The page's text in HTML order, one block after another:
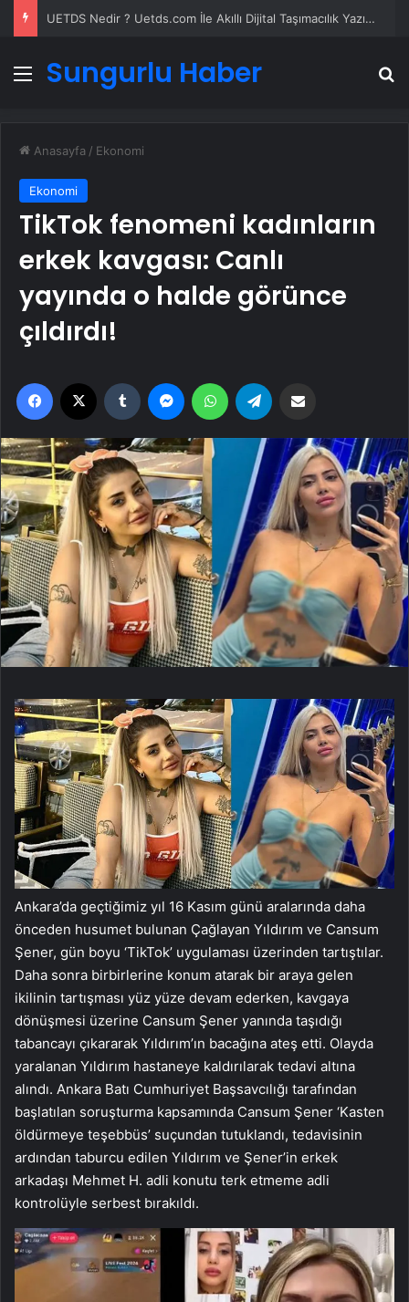
UETDS Nedir ? Uetds.com İle Akıllı Dijital Taşımacılık Yazılımı
Menü
Sungurlu Haber
Anasayfa / Ekonomi
Ekonomi
TikTok fenomeni kadınların
erkek kavgası: Canlı
yayında o halde görünce
çıldırdı!
Facebook Tumblr MessengerWhatsApp
Ankara’da geçtiğimiz yıl 16 Kasım günü aralarında daha
önceden husumet bulunan Çağlayan Yıldırım ve Cansum
Şener, gün boyu ‘TikTok’ uygulaması üzerinden tartıştılar.
Daha sonra birbirlerine konum atarak bir araya gelen
ikilinin tartışması yüz yüze devam ederken, kavgaya
dönüşmesi üzerine Cansum Şener yanında taşıdığı
tabancayı çıkararak Yıldırım’ın bacağına ateş etti. Olayda
yaralanan Yıldırım hastaneye kaldırılarak tedavi altına
alındı. Ankara Batı Cumhuriyet Başsavcılığı tarafından
başlatılan soruşturma kapsamında Cansum Şener ‘Kasten
öldürmeye teşebbüs’ suçundan tutuklandı, tedavisinin
ardından taburcu edilen Yıldırım ve Şener’in erkek
arkadaşı Mehmet H. adli konutu terk etmeme adli
kontrolüyle serbest bırakıldı.